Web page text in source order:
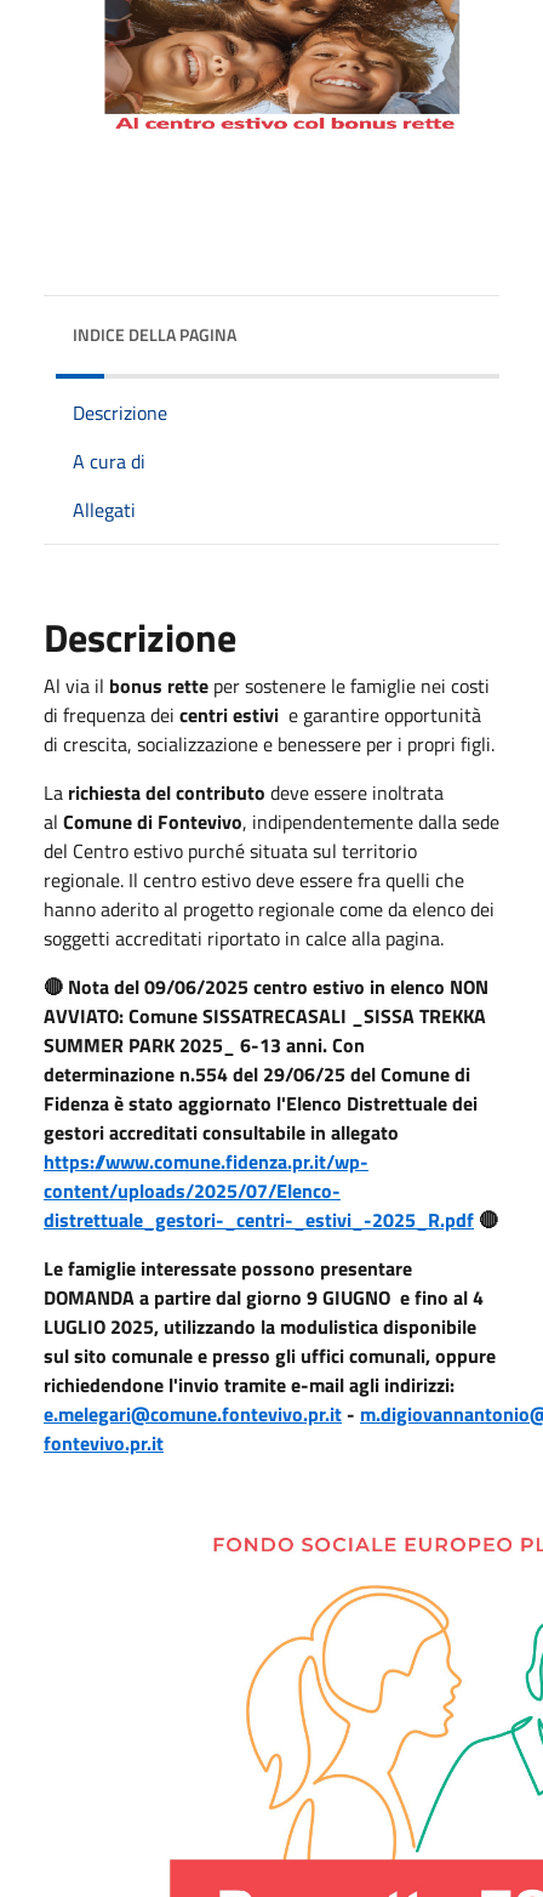
INDICE DELLA PAGINA
Descrizione
A cura di
Allegati
Descrizione
Al via il bonus rette per sostenere le famiglie nei costi
di frequenza dei centri estivi e garantire opportunità
di crescita, socializzazione e benessere per i propri figli.
La richiesta del contributo deve essere inoltrata
al Comune di Fontevivo, indipendentemente dalla sede
del Centro estivo purché situata sul territorio
regionale. Il centro estivo deve essere fra quelli che
hanno aderito al progetto regionale come da elenco dei
soggetti accreditati riportato in calce alla pagina.
🔴 Nota del 09/06/2025 centro estivo in elenco NON
AVVIATO: Comune SISSATRECASALI _SISSA TREKKA
SUMMER PARK 2025_ 6-13 anni. Con
determinazione n.554 del 29/06/25 del Comune di
Fidenza è stato aggiornato l'Elenco Distrettuale dei
gestori accreditati consultabile in allegato
https://www.comune.fidenza.pr.it/wp-
content/uploads/2025/07/Elenco-
distrettuale_gestori-_centri-_estivi_-2025_R.pdf 🔴
Le famiglie interessate possono presentare
DOMANDA a partire dal giorno 9 GIUGNO e fino al 4
LUGLIO 2025, utilizzando la modulistica disponibile
sul sito comunale e presso gli uffici comunali, oppure
richiedendone l'invio tramite e-mail agli indirizzi:
e.melegari@comune.fontevivo.pr.it-
fontevivo.pr.it